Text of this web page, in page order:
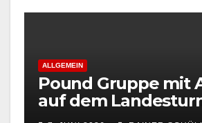
ALLGEMEIN
Pound Gruppe mit
auf dem